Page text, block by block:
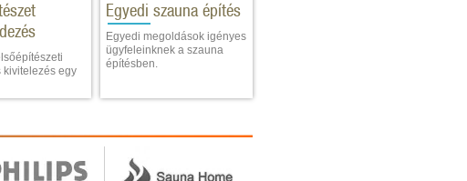
kivitelezés egy
Egyedi szauna építés
Egyedi megoldások igényes
ügyfeleinknek a szauna
építésben.